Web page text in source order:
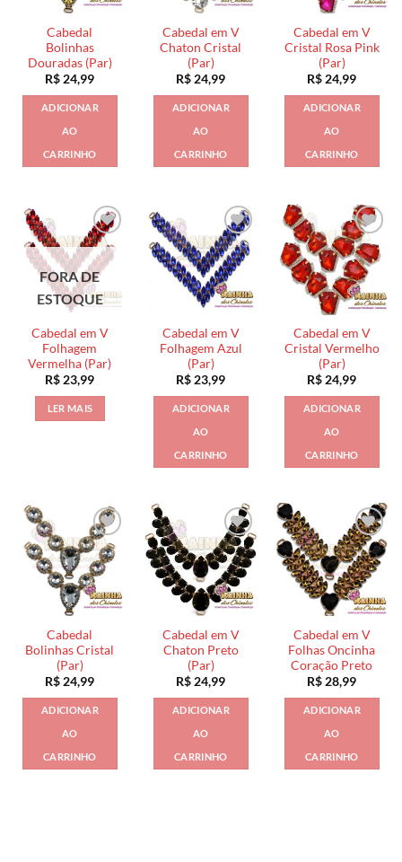
Cabedal
Bolinhas
Douradas (Par)
R$ 24,99
ADICIONAR
AO
CARRINHO
Cabedal em V
Chaton Cristal
(Par)
R$ 24,99
ADICIONAR
AO
CARRINHO
Cabedal em V
Cristal Rosa Pink
(Par)
R$ 24,99
ADICIONAR
AO
CARRINHO
FORA DE
ESTOQUE
Cabedal em V
Folhagem
Vermelha (Par)
R$23,99
LER MAIS
Cabedal em V
Folhagem Azul
(Par)
R$23,99
ADICIONAR
AO
CARRINHO
Cabedal em V
Cristal Vermelho
(Par)
R$24,99
ADICIONAR
AO
CARRINHO
Cabedal
Bolinhas Cristal
(Par)
R$ 24,99
ADICIONAR
AO
CARRINHO
Cabedal em V
Chaton Preto
(Par)
R$ 24,99
ADICIONAR
AO
CARRINHO
Cabedal em V
Folhas Oncinha
Coração Preto
R$ 28,99
ADICIONAR
AO
CARRINHO